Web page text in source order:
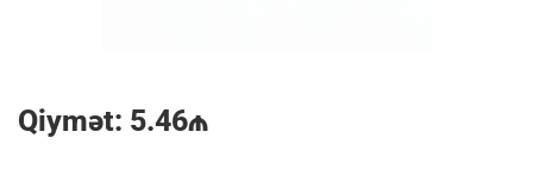
Qiymət: 5.46₼